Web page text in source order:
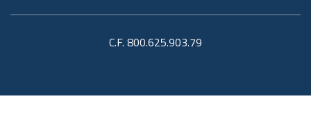
C.F. 800.625.903.79